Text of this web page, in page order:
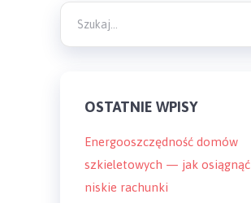
OSTATNIE WPISY
Energooszczędność domów
szkieletowych — jak osiągnąć
niskie rachunki